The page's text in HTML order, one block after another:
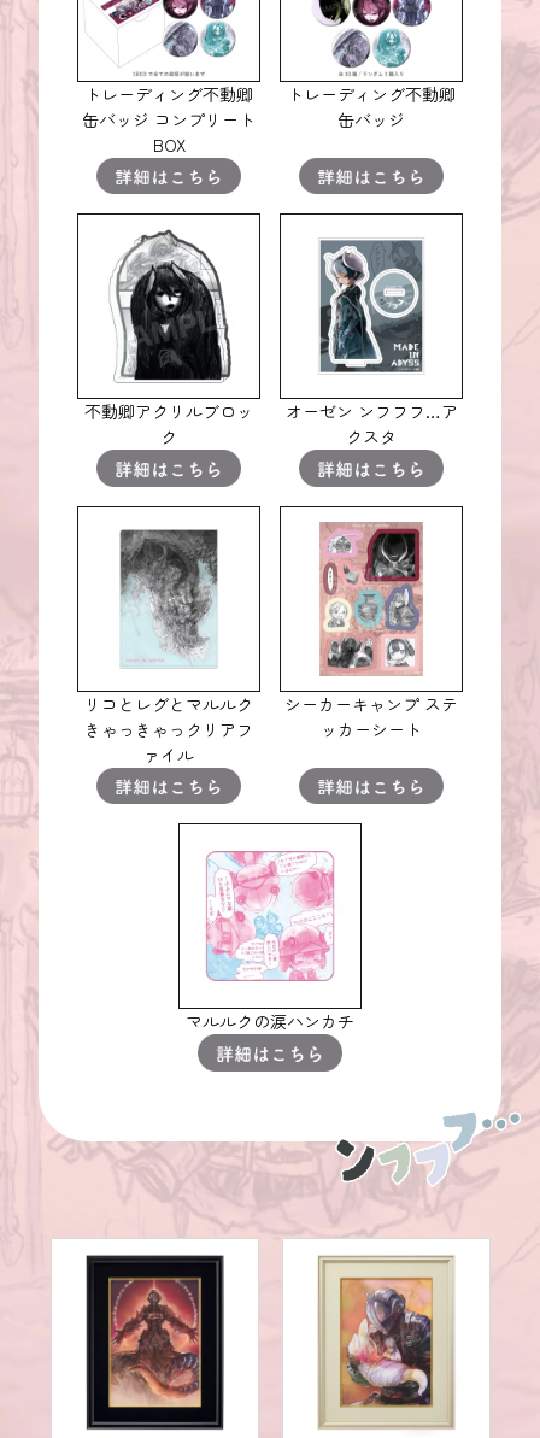
トレーディング不動卿
缶バッジ コンプリート
BOX
トレーディング不動卿
缶バッジ
不動卿アクリルブロッ
ク
オーゼン ンフフフ…ア
クスタ
リコとレグとマルルク
きゃっきゃっクリアフ
ァイル
シーカーキャンプ ステ
ッカーシート
マルルクの涙ハンカチ